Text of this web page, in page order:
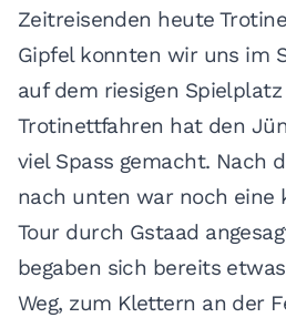
Zeitreisenden heute
Gipfel konnten wir uns im
auf dem riesigen Spielplatz
Trotinettfahren hat den
viel Spass gemacht. Nach
nach unten war noch eine
Tour durch Gstaad
begaben sich bereits
Weg, zum Klettern an der